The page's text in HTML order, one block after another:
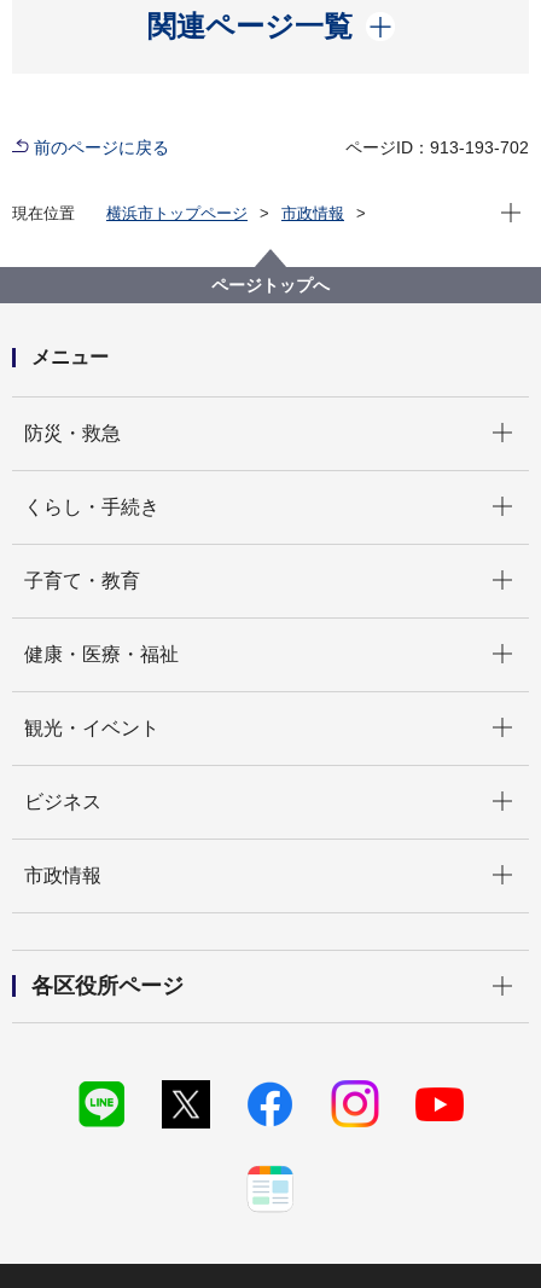
関連ページ一覧
開く
前のページに戻る ページID：913-193-702
現在位置 横浜市トップページ
市政情報
脱炭素・GREEN×EXPO推進局
記者発表 2021年度
横浜市がCDP から最⾼評価の「シティA リスト」都市
現在
ページトップへ
メニュー
防災・救急
くらし・手続き
子育て・教育
健康・医療・福祉
観光・イベント
ビジネス
市政情報
各区役所ページ